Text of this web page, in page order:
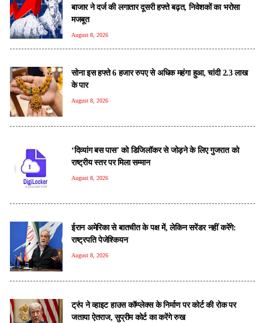
बाजार ने दर्ज की लगातार दूसरी हफ्ते बढ़त, निवेशकों का भरोसा
मजबूत
August 8, 2026
सोना इस हफ्ते 6 हजार रुपए से अधिक महंगा हुआ, चांदी 2.3 लाख
के पार
August 8, 2026
‘दिव्यांग बस पास’ को डिजिलॉकर से जोड़ने के लिए गुजरात को
राष्ट्रीय स्तर पर मिला सम्मान
August 8, 2026
ईरान अमेरिका से बातचीत के पक्ष में, लेकिन सरेंडर नहीं करेंगे:
राष्ट्रपति पेजेश्कियन
August 8, 2026
ट्रंप ने व्हाइट हाउस कॉम्प्लेक्स के निर्माण पर कोर्ट की रोक पर
जताया ऐतराज, सुप्रीम कोर्ट का करेंगे रुख